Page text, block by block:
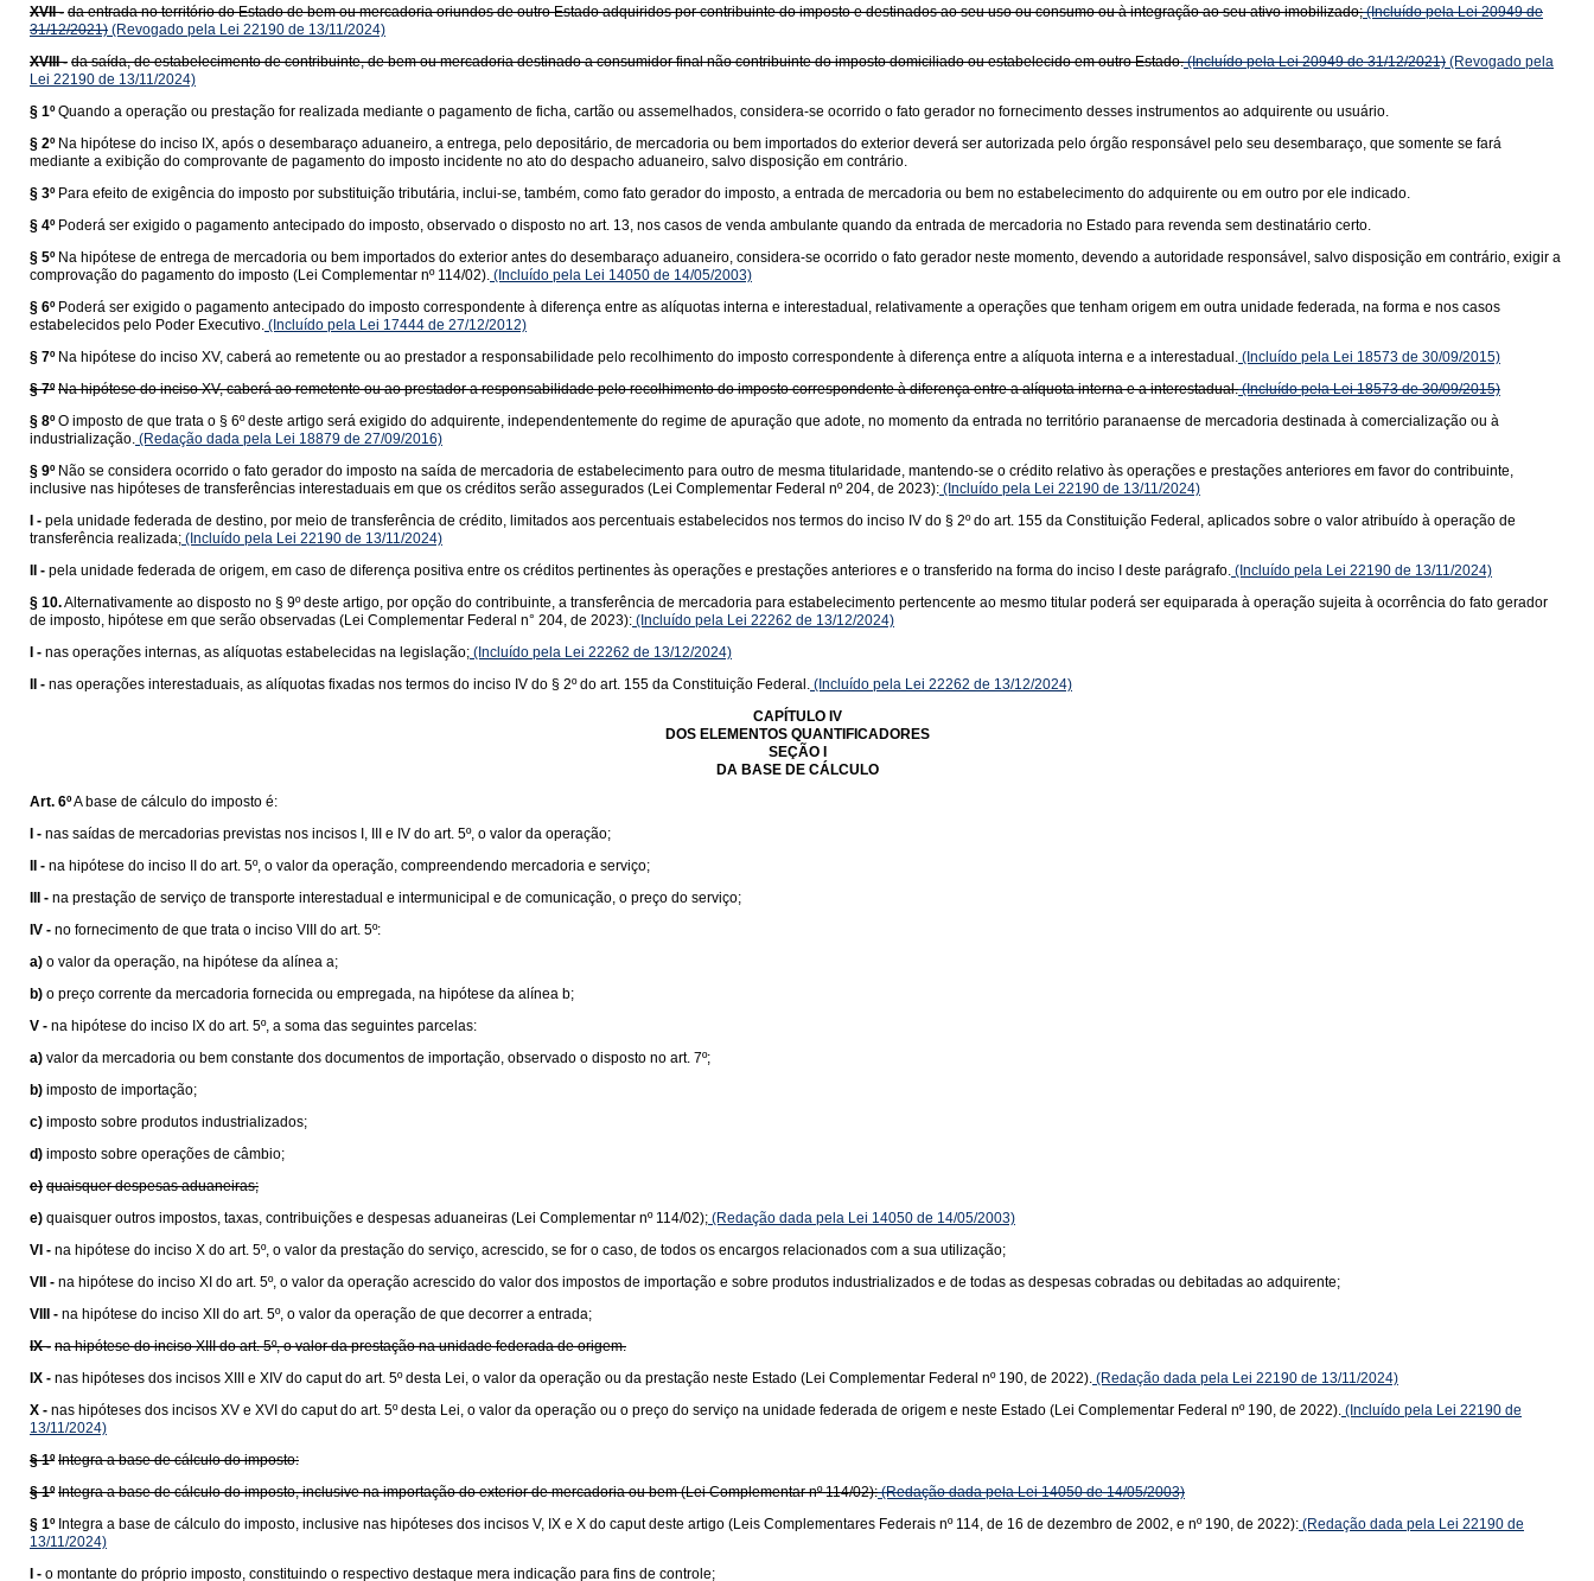
XVII - da entrada no território do Estado de bem ou mercadoria oriundos de outro Estado adquiridos por contribuinte do imposto e destinados ao seu uso ou consumo ou à integração ao seu ativo imobilizado;(Incluído pela Lei 20949 de
31/12/2021) (Revogado pela Lei 22190 de 13/11/2024)
XVIII - da saída, de estabelecimento de contribuinte, de bem ou mercadoria destinado a consumidor final não contribuinte do imposto domiciliado ou estabelecido em outro Estado.(Incluído pela Lei 20949 de 31/12/2021) (Revogado pela
Lei 22190 de 13/11/2024)
§ 1º Quando a operação ou prestação for realizada mediante o pagamento de ficha, cartão ou assemelhados, considera-se ocorrido o fato gerador no fornecimento desses instrumentos ao adquirente ou usuário.
§ 2º Na hipótese do inciso IX, após o desembaraço aduaneiro, a entrega, pelo depositário, de mercadoria ou bem importados do exterior deverá ser autorizada pelo órgão responsável pelo seu desembaraço, que somente se fará
mediante a exibição do comprovante de pagamento do imposto incidente no ato do despacho aduaneiro, salvo disposição em contrário.
§ 3º Para efeito de exigência do imposto por substituição tributária, inclui-se, também, como fato gerador do imposto, a entrada de mercadoria ou bem no estabelecimento do adquirente ou em outro por ele indicado.
§ 4º Poderá ser exigido o pagamento antecipado do imposto, observado o disposto no art. 13, nos casos de venda ambulante quando da entrada de mercadoria no Estado para revenda sem destinatário certo.
§ 5º Na hipótese de entrega de mercadoria ou bem importados do exterior antes do desembaraço aduaneiro, considera-se ocorrido o fato gerador neste momento, devendo a autoridade responsável, salvo disposição em contrário, exigir a
comprovação do pagamento do imposto (Lei Complementar nº 114/02). (Incluído pela Lei 14050 de 14/05/2003)
§ 6º Poderá ser exigido o pagamento antecipado do imposto correspondente à diferença entre as alíquotas interna e interestadual, relativamente a operações que tenham origem em outra unidade federada, na forma e nos casos
estabelecidos pelo Poder Executivo. (Incluído pela Lei 17444 de 27/12/2012)
§ 7º Na hipótese do inciso XV, caberá ao remetente ou ao prestador a responsabilidade pelo recolhimento do imposto correspondente à diferença entre a alíquota interna e a interestadual. (Incluído pela Lei 18573 de 30/09/2015)
§ 7º Na hipótese do inciso XV, caberá ao remetente ou ao prestador a responsabilidade pelo recolhimento do imposto correspondente à diferença entre a alíquota interna e a interestadual.(Incluído pela Lei 18573 de 30/09/2015)
§ 8º O imposto de que trata o § 6º deste artigo será exigido do adquirente, independentemente do regime de apuração que adote, no momento da entrada no território paranaense de mercadoria destinada à comercialização ou à
industrialização. (Redação dada pela Lei 18879 de 27/09/2016)
§ 9º Não se considera ocorrido o fato gerador do imposto na saída de mercadoria de estabelecimento para outro de mesma titularidade, mantendo-se o crédito relativo às operações e prestações anteriores em favor do contribuinte,
inclusive nas hipóteses de transferências interestaduais em que os créditos serão assegurados (Lei Complementar Federal nº 204, de 2023): (Incluído pela Lei 22190 de 13/11/2024)
I - pela unidade federada de destino, por meio de transferência de crédito, limitados aos percentuais estabelecidos nos termos do inciso IV do § 2º do art. 155 da Constituição Federal, aplicados sobre o valor atribuído à operação de
transferência realizada; (Incluído pela Lei 22190 de 13/11/2024)
II - pela unidade federada de origem, em caso de diferença positiva entre os créditos pertinentes às operações e prestações anteriores e o transferido na forma do inciso I deste parágrafo. (Incluído pela Lei 22190 de 13/11/2024)
§ 10.Alternativamente ao disposto no § 9º deste artigo, por opção do contribuinte, a transferência de mercadoria para estabelecimento pertencente ao mesmo titular poderá ser equiparada à operação sujeita à ocorrência do fato gerador
de imposto, hipótese em que serão observadas (Lei Complementar Federal n° 204, de 2023): (Incluído pela Lei 22262 de 13/12/2024)
I - nas operações internas, as alíquotas estabelecidas na legislação; (Incluído pela Lei 22262 de 13/12/2024)
II - nas operações interestaduais, as alíquotas fixadas nos termos do inciso IV do § 2º do art. 155 da Constituição Federal. (Incluído pela Lei 22262 de 13/12/2024)
CAPÍTULO IV
DOS ELEMENTOS QUANTIFICADORES
SEÇÃO I
DA BASE DE CÁLCULO
Art. 6ºA base de cálculo do imposto é:
I - nas saídas de mercadorias previstas nos incisos I, III e IV do art. 5º, o valor da operação;
II - na hipótese do inciso II do art. 5º, o valor da operação, compreendendo mercadoria e serviço;
III - na prestação de serviço de transporte interestadual e intermunicipal e de comunicação, o preço do serviço;
IV - no fornecimento de que trata o inciso VIII do art. 5º:
a) o valor da operação, na hipótese da alínea a;
b) o preço corrente da mercadoria fornecida ou empregada, na hipótese da alínea b;
V - na hipótese do inciso IX do art. 5º, a soma das seguintes parcelas:
a) valor da mercadoria ou bem constante dos documentos de importação, observado o disposto no art. 7º;
b) imposto de importação;
c) imposto sobre produtos industrializados;
d) imposto sobre operações de câmbio;
e) quaisquer despesas aduaneiras;
e) quaisquer outros impostos, taxas, contribuições e despesas aduaneiras (Lei Complementar nº 114/02); (Redação dada pela Lei 14050 de 14/05/2003)
VI - na hipótese do inciso X do art. 5º, o valor da prestação do serviço, acrescido, se for o caso, de todos os encargos relacionados com a sua utilização;
VII - na hipótese do inciso XI do art. 5º, o valor da operação acrescido do valor dos impostos de importação e sobre produtos industrializados e de todas as despesas cobradas ou debitadas ao adquirente;
VIII - na hipótese do inciso XII do art. 5º, o valor da operação de que decorrer a entrada;
IX - na hipótese do inciso XIII do art. 5º, o valor da prestação na unidade federada de origem.
IX - nas hipóteses dos incisos XIII e XIV do caput do art. 5º desta Lei, o valor da operação ou da prestação neste Estado (Lei Complementar Federal nº 190, de 2022). (Redação dada pela Lei 22190 de 13/11/2024)
X - nas hipóteses dos incisos XV e XVI do caput do art. 5º desta Lei, o valor da operação ou o preço do serviço na unidade federada de origem e neste Estado (Lei Complementar Federal nº 190, de 2022). (Incluído pela Lei 22190 de
13/11/2024)
§ 1º Integra a base de cálculo do imposto:
§ 1º Integra a base de cálculo do imposto, inclusive na importação do exterior de mercadoria ou bem (Lei Complementar nº 114/02):(Redação dada pela Lei 14050 de 14/05/2003)
§ 1º Integra a base de cálculo do imposto, inclusive nas hipóteses dos incisos V, IX e X do caput deste artigo (Leis Complementares Federais nº 114, de 16 de dezembro de 2002, e nº 190, de 2022): (Redação dada pela Lei 22190 de
13/11/2024)
I - o montante do próprio imposto, constituindo o respectivo destaque mera indicação para fins de controle;